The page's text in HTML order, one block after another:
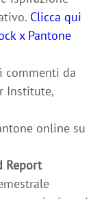
Clicca qui
x Pantone
commenti da
Institute,
online su
Report